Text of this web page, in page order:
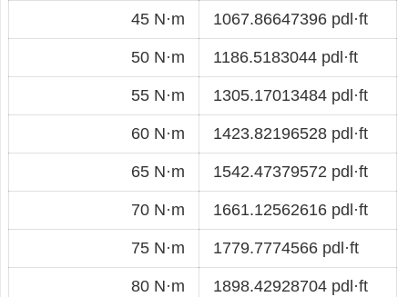
45 N·m 1067.86647396 pdl·ft
50 N·m 1186.5183044 pdl·ft
55 N·m 1305.17013484 pdl·ft
60 N·m 1423.82196528 pdl·ft
65 N·m 1542.47379572 pdl·ft
70 N·m 1661.12562616 pdl·ft
75 N·m 1779.7774566 pdl·ft
80 N·m 1898.42928704 pdl·ft